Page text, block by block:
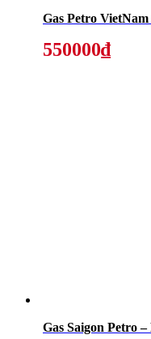
Gas Petro
550000₫